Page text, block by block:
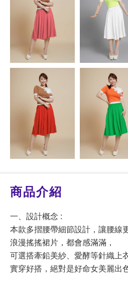
商品介紹
一、設計概念 :
本款多摺腰帶細節設計，讓腰線
浪漫搖搖裙片，都會感滿滿，
可選搭牽鉛美紗、愛酵等針織上
實穿好搭，絕對是好命女美麗出